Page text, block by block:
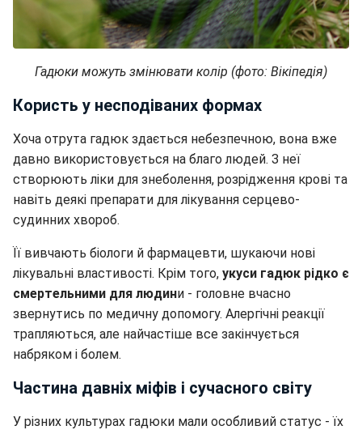
Гадюки можуть змінювати колір (фото: Вікіпедія)
Користь у несподіваних формах
Хоча отрута гадюк здається небезпечною, вона вже
давно використовується на благо людей. З неї
створюють ліки для знеболення, розрідження крові та
навіть деякі препарати для лікування серцево-
судинних хвороб.
Її вивчають біологи й фармацевти, шукаючи нові
лікувальні властивості. Крім того, укуси гадюк рідко є
смертельними для людини - головне вчасно
звернутись по медичну допомогу. Алергічні реакції
трапляються, але найчастіше все закінчується
набряком і болем.
Частина давніх міфів і сучасного світу
У різних культурах гадюки мали особливий статус - їх